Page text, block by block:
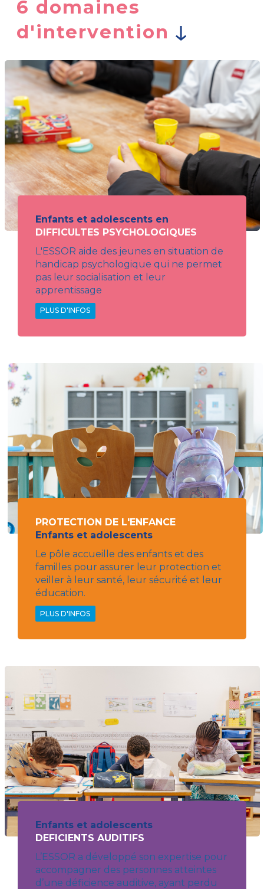
6 domaines
d'intervention
Enfants et adolescents en
DIFFICULTES PSYCHOLOGIQUES
L'ESSOR aide des jeunes en situation de
handicap psychologique qui ne permet
pas leur socialisation et leur
apprentissage
PLUS D'INFOS
PROTECTION DE L'ENFANCE
Enfants et adolescents
Le pôle accueille des enfants et des
familles pour assurer leur protection et
veiller à leur santé, leur sécurité et leur
éducation.
PLUS D'INFOS
Enfants et adolescents
DEFICIENTS AUDITIFS
L’ESSOR a développé son expertise pour
accompagner des personnes atteintes
d’une déficience auditive, ayant perdu